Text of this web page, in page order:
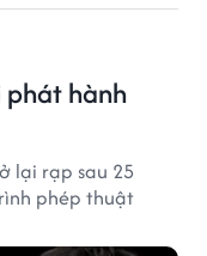
phát hành
lại rạp sau 25
phép thuật